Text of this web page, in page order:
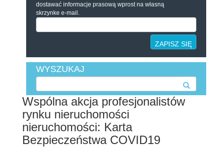
dostawać informacje prasową wprost na własną
skrzynke e-mail.
ZAPISZ SIĘ
WYSZUKAJ
Wspólna akcja profesjonalistów
rynku nieruchomości
nieruchomości: Karta
Bezpieczeństwa COVID19